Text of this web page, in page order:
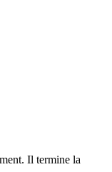
Il termine la